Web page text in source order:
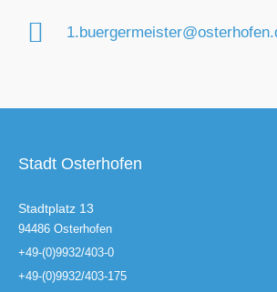
Stadt Osterhofen
Stadtplatz 13
94486 Osterhofen
+49-(0)9932/403-0
+49-(0)9932/403-175